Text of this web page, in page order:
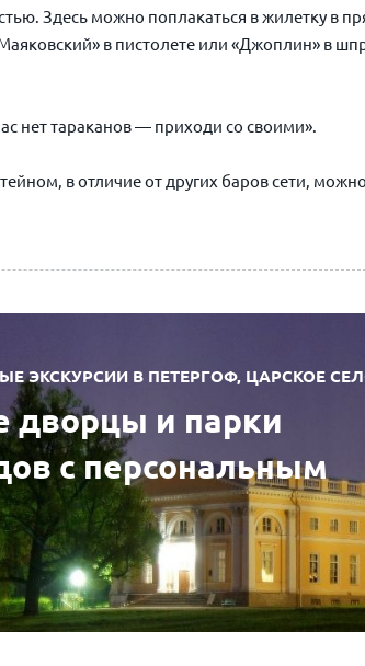
Здесь можно поплакаться в жилетку в
в пистолете или «Джоплин» в
нет тараканов — приходи со своими».
в отличие от других баров сети,
ЭКСКУРСИИ В ПЕТЕРГОФ, ЦАРСКОЕ
дворцы и парки
с персональным